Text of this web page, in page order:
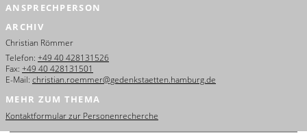
Français
Dansk
Español
ANSPRECHPERSON
ARCHIV
Christian Römmer
Telefon: +49 40 428131526
Fax: +49 40 428131501
E-Mail: christian.roemmer@gedenkstaetten.hamburg.de
MEHR ZUM THEMA
Kontaktformular zur Personenrecherche